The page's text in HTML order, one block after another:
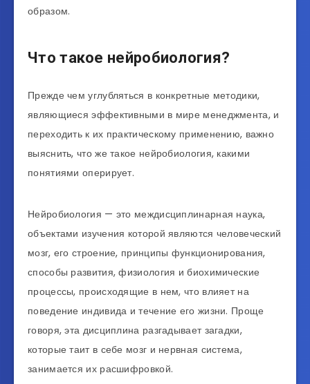
образом.
Что такое нейробиология?
Прежде чем углубляться в конкретные методики,
являющиеся эффективными в мире менеджмента, и
переходить к их практическому применению, важно
выяснить, что же такое нейробиология, какими
понятиями оперирует.
Нейробиология — это междисциплинарная наука,
объектами изучения которой являются человеческий
мозг, его строение, принципы функционирования,
способы развития, физиология и биохимические
процессы, происходящие в нем, что влияет на
поведение индивида и течение его жизни. Проще
говоря, эта дисциплина разгадывает загадки,
которые таит в себе мозг и нервная система,
занимается их расшифровкой.